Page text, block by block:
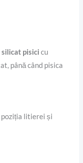
silicat pisici cu
până când pisica
poziția litierei și